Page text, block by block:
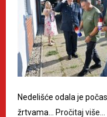
Nedelišće odala je
žrtvama… Pročitaj više…